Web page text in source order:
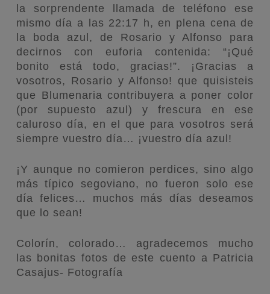
la sorprendente llamada de teléfono ese
mismo día a las 22:17 h, en plena cena de
la boda azul, de Rosario y Alfonso para
decirnos con euforia contenida: “¡Qué
bonito está todo, gracias!”. ¡Gracias a
vosotros, Rosario y Alfonso! que quisisteis
que Blumenaria contribuyera a poner color
(por supuesto azul) y frescura en ese
caluroso día, en el que para vosotros será
siempre vuestro día… ¡vuestro día azul!
¡Y aunque no comieron perdices, sino algo
más típico segoviano, no fueron solo ese
día felices… muchos más días deseamos
que lo sean!
Colorín, colorado… agradecemos mucho
las bonitas fotos de este cuento a Patricia
Casajus- Fotografía